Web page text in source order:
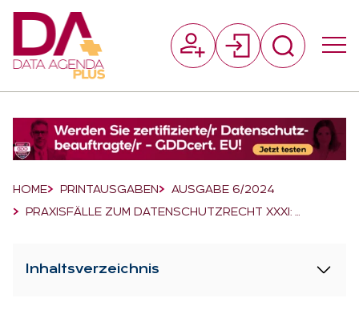
Breadcrumb-Navigation
HOME PRINTAUSGABEN
AUSGABE 6/2024
PRAXISFÄLLE ZUM DATENSCHUTZRECHT XXXI: …
Inhaltsverzeichnis